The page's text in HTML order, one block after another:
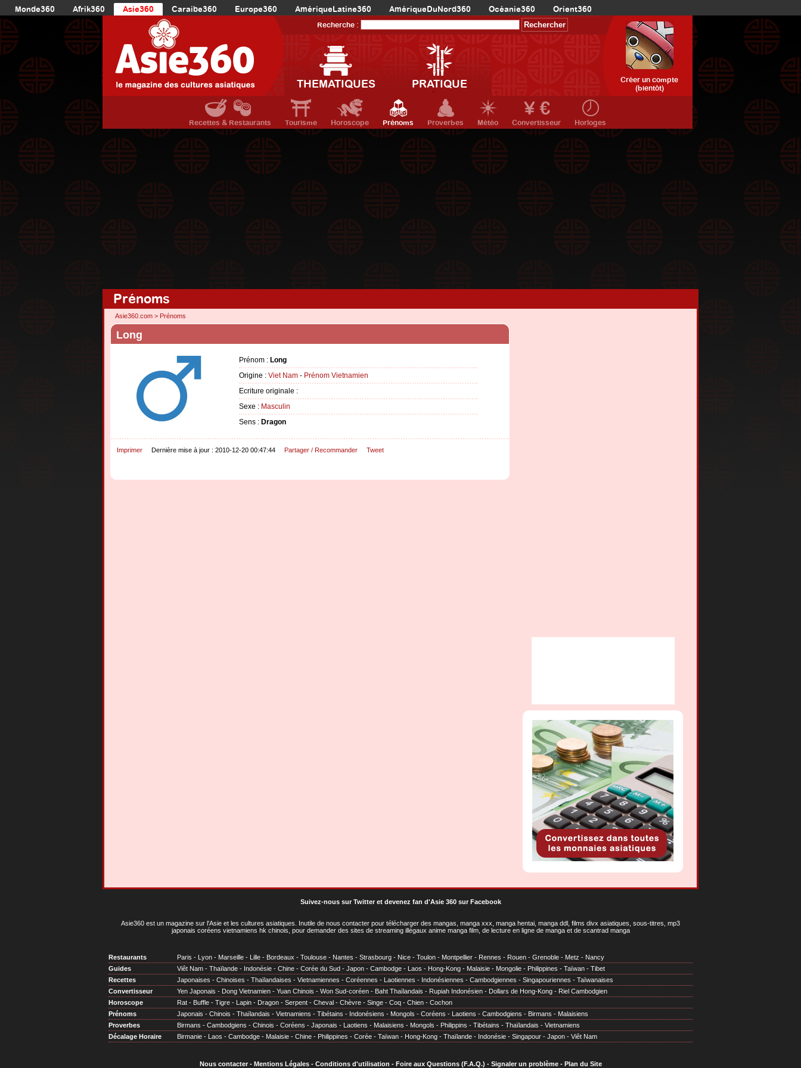
Monde360 Afrik360 Asie360 Caraibe360 Europe360 AmériqueLatine360 AmériqueDuNord360 Océanie360 Orient360
Recherche :
THEMATIQUES PRATIQUE
Créer un compte
(bientôt)
Recettes & Restaurants Tourisme Horoscope Prénoms Proverbes Météo Convertisseur Horloges
Prénoms
Asie360.com > Prénoms
Long
Prénom : Long
Origine : Viet Nam - Prénom Vietnamien
Ecriture originale :
Sexe : Masculin
Sens : Dragon
Imprimer Dernière mise à jour : 2010-12-20 00:47:44 Partager / Recommander Tweet
Suivez-nous sur Twitteret devenez fan d'Asie 360 sur Facebook
Asie360 est un magazine sur l'Asie et les cultures asiatiques . Inutile de nous contacter pour télécharger des mangas, manga xxx, manga hentai, manga ddl, films divx asiatiques, sous-titres, mp3
japonais coréens vietnamiens hk chinois, pour demander des sites de streaming illégaux anime manga film, de lecture en ligne de manga et de scantrad manga
Restaurants Paris - Lyon - Marseille - Lille - Bordeaux - Toulouse - Nantes - Strasbourg - Nice - Toulon - Montpellier - Rennes - Rouen - Grenoble - Metz - Nancy
Guides
Viêt Nam - Thaïlande - Indonésie - Chine - Corée du Sud - Japon - Cambodge - Laos - Hong-Kong - Malaisie - Mongolie - Philippines - Taïwan - Tibet
Recettes
Japonaises - Chinoises - Thaïlandaises - Vietnamiennes - Coréennes - Laotiennes - Indonésiennes - Cambodgiennes - Singapouriennes - Taïwanaises
Convertisseur
Yen Japonais - Dong Vietnamien - Yuan Chinois - Won Sud-coréen - Baht Thaïlandais - Rupiah Indonésien - Dollars de Hong-Kong - Riel Cambodgien
Horoscope
Rat - Buffle - Tigre - Lapin - Dragon - Serpent - Cheval - Chèvre - Singe - Coq - Chien - Cochon
Prénoms
Japonais - Chinois - Thaïlandais - Vietnamiens - Tibétains - Indonésiens - Mongols - Coréens - Laotiens - Cambodgiens - Birmans - Malaisiens
Proverbes
Birmans - Cambodgiens - Chinois - Coréens - Japonais - Laotiens - Malaisiens - Mongols - Philippins - Tibétains - Thaïlandais - Vietnamiens
Décalage Horaire
Birmanie - Laos - Cambodge - Malaisie - Chine - Philippines - Corée - Taïwan - Hong-Kong - Thaïlande - Indonésie - Singapour - Japon - Viêt Nam
Nous contacter- Mentions Légales- Conditions d'utilisation - Foire aux Questions (F.A.Q.) - Signaler un problème- Plan du Site